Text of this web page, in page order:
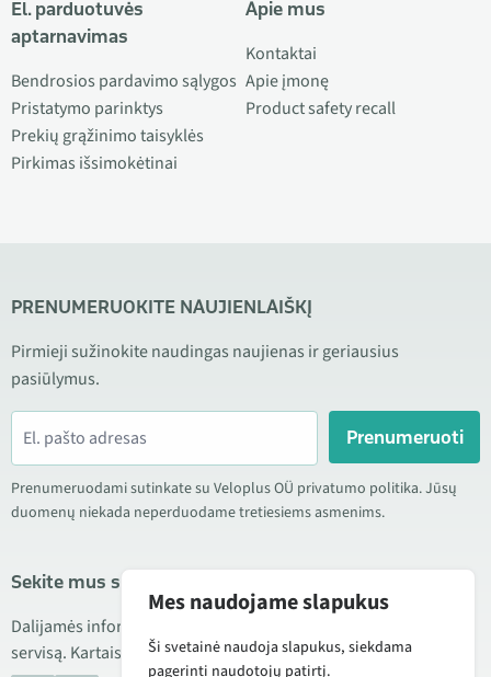
El. parduotuvės
aptarnavimas
Bendrosios pardavimo sąlygos
Pristatymo parinktys
Prekių grąžinimo taisyklės
Pirkimas išsimokėtinai
Apie mus
Kontaktai
Apie įmonę
Product safety recall
PRENUMERUOKITE NAUJIENLAIŠKĮ
Pirmieji sužinokite naudingas naujienas ir geriausius
pasiūlymus.
Prenumeruoti
Prenumeruodami sutinkate su Veloplus OÜ privatumo politika. Jūsų
duomenų niekada neperduodame tretiesiems asmenims.
Sekite mus socialiniuose tinkluose
Dalijamės informacija apie geras kainas, naujus produktus ir
servisą. Kartais taip pat publikuojame produktų apžvalgas.
Mes naudojame slapukus
Ši svetainė naudoja slapukus, siekdama
pagerinti naudotojų patirtį.